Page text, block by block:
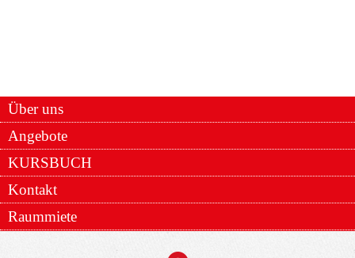
Über uns
Angebote
KURSBUCH
Kontakt
Raummiete